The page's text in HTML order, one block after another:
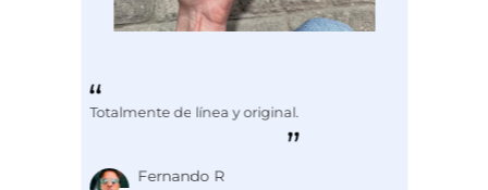
Totalmente de línea y original.
Fernando R